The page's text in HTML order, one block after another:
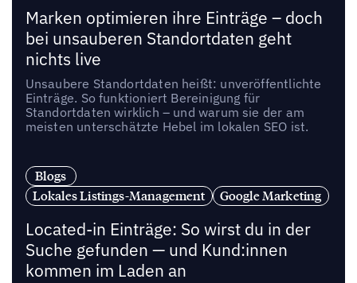
Marken optimieren ihre Einträge – doch
bei unsauberen Standortdaten geht
nichts live
Unsaubere Standortdaten heißt: unveröffentlichte
Einträge. So funktioniert Bereinigung für
Standortdaten wirklich – und warum sie der am
meisten unterschätzte Hebel im lokalen SEO ist.
Blogs
Lokales Listings-Management
Google Marketing
Located-in Einträge: So wirst du in der
Suche gefunden — und Kund:innen
kommen im Laden an